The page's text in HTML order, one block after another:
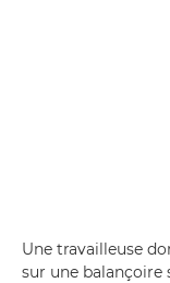
Une travailleuse
sur une balançoire